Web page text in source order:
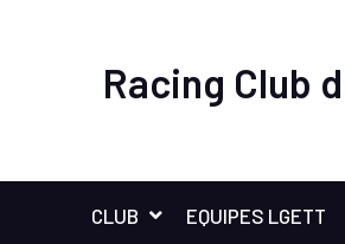
Racing Club
CLUB EQUIPES LGETT